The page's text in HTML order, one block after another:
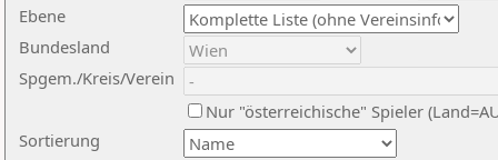
Ebene
Sortierung
Bundesland
Spgem./Kreis/Verein
Nur "österreichische" Spieler